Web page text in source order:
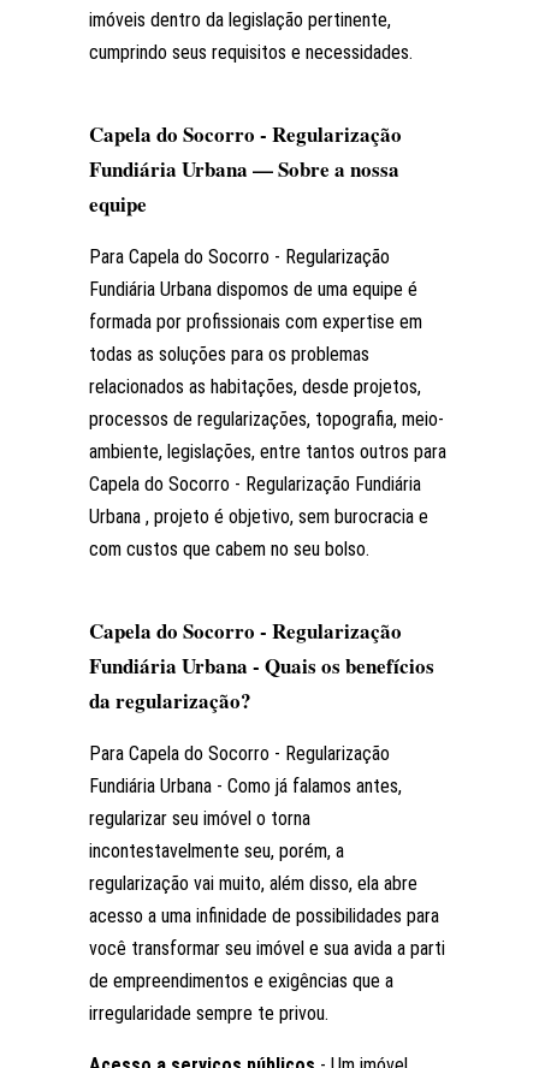
imóveis dentro da legislação pertinente,
cumprindo seus requisitos e necessidades.
Capela do Socorro - Regularização
Fundiária Urbana — Sobre a nossa
equipe
Para Capela do Socorro - Regularização
Fundiária Urbana dispomos de uma equipe é
formada por profissionais com expertise em
todas as soluções para os problemas
relacionados as habitações, desde projetos,
processos de regularizações, topografia, meio-
ambiente, legislações, entre tantos outros para
Capela do Socorro - Regularização Fundiária
Urbana , projeto é objetivo, sem burocracia e
com custos que cabem no seu bolso.
Capela do Socorro - Regularização
Fundiária Urbana - Quais os benefícios
da regularização?
Para Capela do Socorro - Regularização
Fundiária Urbana - Como já falamos antes,
regularizar seu imóvel o torna
incontestavelmente seu, porém, a
regularização vai muito, além disso, ela abre
acesso a uma infinidade de possibilidades para
você transformar seu imóvel e sua avida a parti
de empreendimentos e exigências que a
irregularidade sempre te privou.